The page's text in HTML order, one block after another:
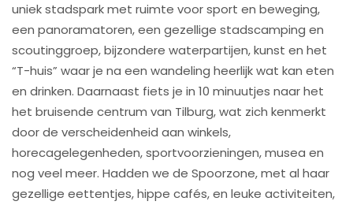
uniek stadspark met ruimte voor sport en beweging,
een panoramatoren, een gezellige stadscamping en
scoutinggroep, bijzondere waterpartijen, kunst en het
“T-huis” waar je na een wandeling heerlijk wat kan eten
en drinken. Daarnaast fiets je in 10 minuutjes naar het
het bruisende centrum van Tilburg, wat zich kenmerkt
door de verscheidenheid aan winkels,
horecagelegenheden, sportvoorzieningen, musea en
nog veel meer. Hadden we de Spoorzone, met al haar
gezellige eettentjes, hippe cafés, en leuke activiteiten,